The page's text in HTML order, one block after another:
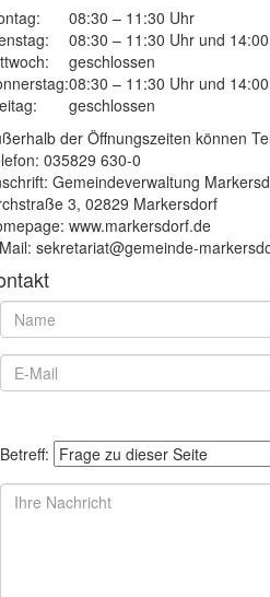
08:30 – 11:30 Uhr
08:30 – 11:30 Uhr und
geschlossen
08:30 – 11:30 Uhr und
geschlossen
der Öffnungszeiten können
035829 630-0
Gemeindeverwaltung
3, 02829 Markersdorf
www.markersdorf.de
sekretariat@gemeinde-
Betreff: